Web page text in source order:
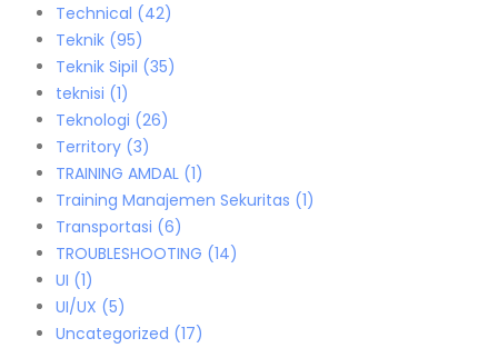
Technical (42)
Teknik (95)
Teknik Sipil (35)
teknisi (1)
Teknologi (26)
Territory (3)
TRAINING AMDAL (1)
Training Manajemen Sekuritas (1)
Transportasi (6)
TROUBLESHOOTING (14)
UI (1)
UI/UX (5)
Uncategorized (17)